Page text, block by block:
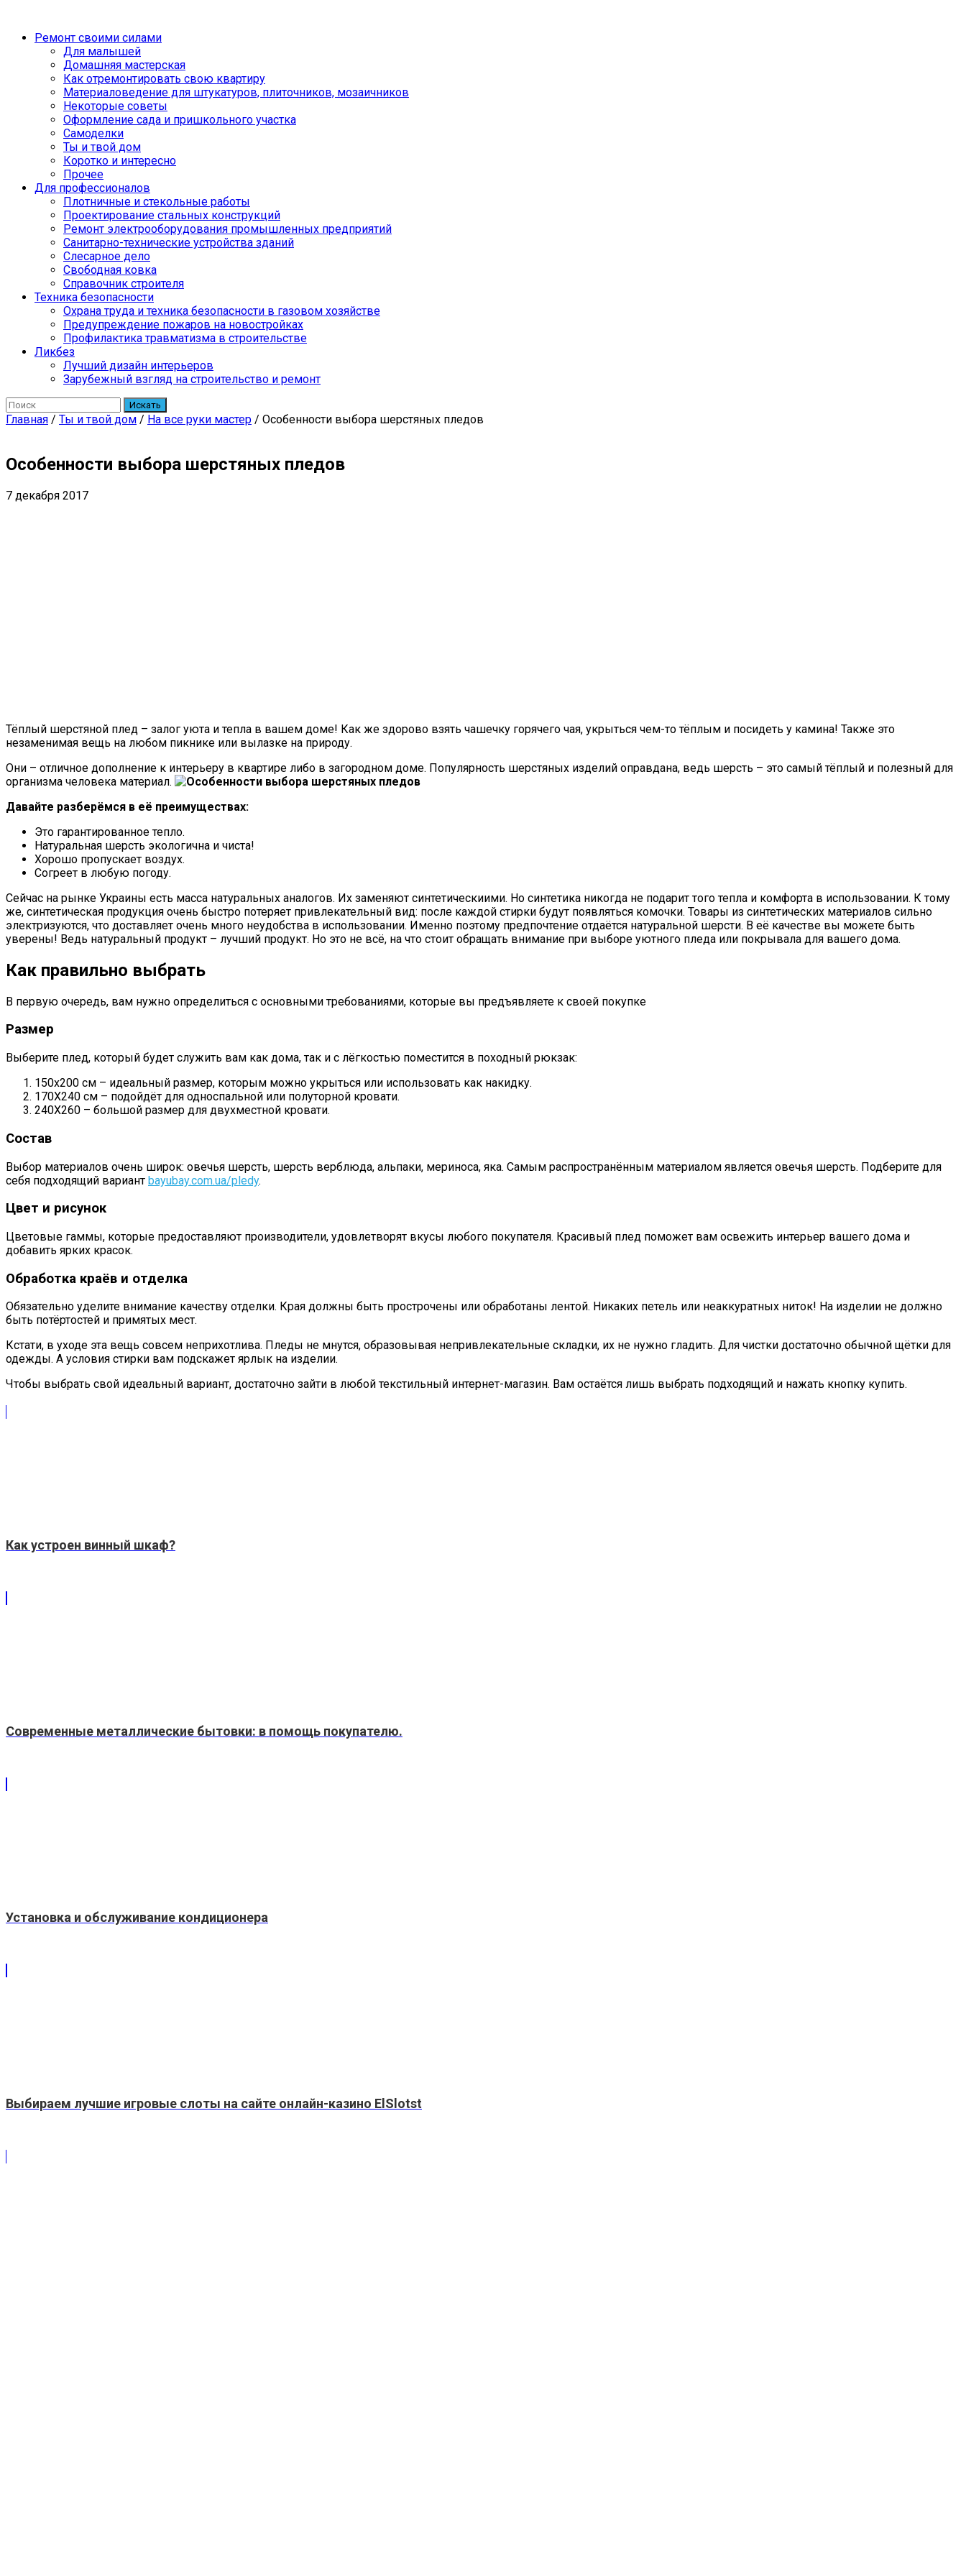
Ремонт своими силами
Для малышей
Домашняя мастерская
Как отремонтировать свою квартиру
Материаловедение для штукатуров, плиточников, мозаичников
Некоторые советы
Оформление сада и пришкольного участка
Самоделки
Ты и твой дом
Коротко и интересно
Прочее
Для профессионалов
Плотничные и стекольные работы
Проектирование стальных конструкций
Ремонт электрооборудования промышленных предприятий
Санитарно-технические устройства зданий
Слесарное дело
Свободная ковка
Справочник строителя
Техника безопасности
Охрана труда и техника безопасности в газовом хозяйстве
Предупреждение пожаров на новостройках
Профилактика травматизма в строительстве
Ликбез
Лучший дизайн интерьеров
Зарубежный взгляд на строительство и ремонт
Искать
Главная / Ты и твой дом / На все руки мастер / Особенности выбора шерстяных пледов
Особенности выбора шерстяных пледов
7 декабря 2017
Тёплый шерстяной плед – залог уюта и тепла в вашем доме! Как же здорово взять чашечку горячего чая, укрыться чем-то тёплым и посидеть у камина! Также это
незаменимая вещь на любом пикнике или вылазке на природу.
Они – отличное дополнение к интерьеру в квартире либо в загородном доме. Популярность шерстяных изделий оправдана, ведь шерсть – это самый тёплый и полезный для
организма человека материал.
Давайте разберёмся в её преимуществах:
Это гарантированное тепло.
Натуральная шерсть экологична и чиста!
Хорошо пропускает воздух.
Согреет в любую погоду.
Сейчас на рынке Украины есть масса натуральных аналогов. Их заменяют синтетическиими. Но синтетика никогда не подарит того тепла и комфорта в использовании. К тому
же, синтетическая продукция очень быстро потеряет привлекательный вид: после каждой стирки будут появляться комочки. Товары из синтетических материалов сильно
электризуются, что доставляет очень много неудобства в использовании. Именно поэтому предпочтение отдаётся натуральной шерсти. В её качестве вы можете быть
уверены! Ведь натуральный продукт – лучший продукт. Но это не всё, на что стоит обращать внимание при выборе уютного пледа или покрывала для вашего дома.
Как правильно выбрать
В первую очередь, вам нужно определиться с основными требованиями, которые вы предъявляете к своей покупке
Размер
Выберите плед, который будет служить вам как дома, так и с лёгкостью поместится в походный рюкзак:
150х200 см – идеальный размер, которым можно укрыться или использовать как накидку.
170Х240 см – подойдёт для односпальной или полуторной кровати.
240Х260 – большой размер для двухместной кровати.
Состав
Выбор материалов очень широк: овечья шерсть, шерсть верблюда, альпаки, мериноса, яка. Самым распространённым материалом является овечья шерсть. Подберите для
себя подходящий вариант bayubay.com.ua/pledy.
Цвет и рисунок
Цветовые гаммы, которые предоставляют производители, удовлетворят вкусы любого покупателя. Красивый плед поможет вам освежить интерьер вашего дома и
добавить ярких красок.
Обработка краёв и отделка
Обязательно уделите внимание качеству отделки. Края должны быть прострочены или обработаны лентой. Никаких петель или неаккуратных ниток! На изделии не должно
быть потёртостей и примятых мест.
Кстати, в уходе эта вещь совсем неприхотлива. Пледы не мнутся, образовывая непривлекательные складки, их не нужно гладить. Для чистки достаточно обычной щётки для
одежды. А условия стирки вам подскажет ярлык на изделии.
Чтобы выбрать свой идеальный вариант, достаточно зайти в любой текстильный интернет-магазин. Вам остаётся лишь выбрать подходящий и нажать кнопку купить.
Как устроен винный шкаф?
Современные металлические бытовки: в помощь покупателю.
Установка и обслуживание кондиционера
Выбираем лучшие игровые слоты на сайте онлайн-казино ElSlotst